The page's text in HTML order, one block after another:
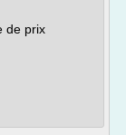
de prix